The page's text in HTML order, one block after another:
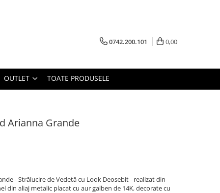
0742.200.101 0,00
OUTLET TOATE PRODUSELE
Arianna Grande
- Strălucire de Vedetă cu Look Deosebit - realizat din
din aliaj metalic placat cu aur galben de 14K, decorate cu